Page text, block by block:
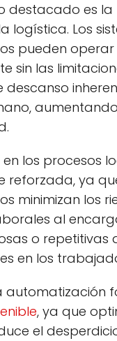
destacado es la
logística. Los
pueden operar
sin las
descanso
los procesos
reforzada, ya
minimizan los
al
o repetitivas
en los
automatización
, ya que
el